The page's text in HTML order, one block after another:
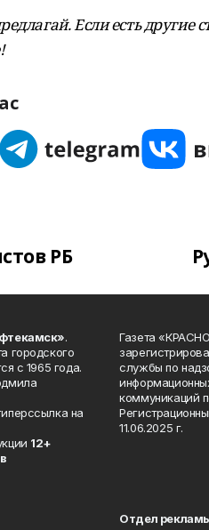
Если есть
РБ
.
городского
с 1965 года.
на
12+
Газета
службы по
коммуникаций
11.06.2025 г.
Отдел